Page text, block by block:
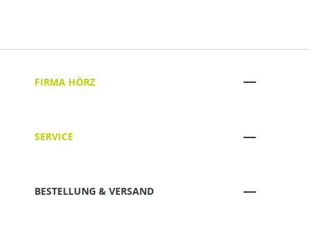
FIRMA HÖRZ
SERVICE
BESTELLUNG & VERSAND